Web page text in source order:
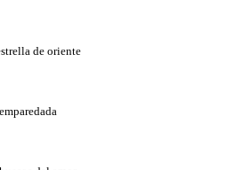
de oriente
emparedada